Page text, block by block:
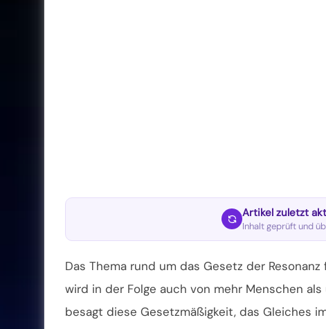
Artikel zuletzt
Inhalt geprüft und
Das Thema rund um das Gesetz der
wird in der Folge auch von mehr Menschen
besagt diese Gesetzmäßigkeit, das Gleiches